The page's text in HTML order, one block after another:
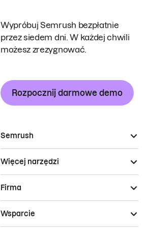
Wypróbuj Semrush bezpłatnie
przez siedem dni. W każdej chwili
możesz zrezygnować.
Rozpocznij darmowe demo
Semrush
Więcej narzędzi
Firma
Wsparcie